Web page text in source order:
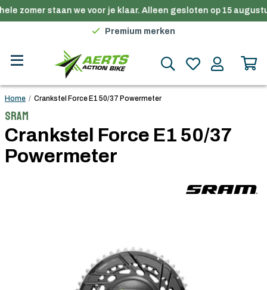
zomer staan we voor je klaar. Alleen gesloten op 15
Gratis verzending in België vanaf €100
Premium merken
Gratis verzending in België vanaf €100
Home / Crankstel Force E1 50/37 Powermeter
Sram
Crankstel Force E1 50/37
Powermeter